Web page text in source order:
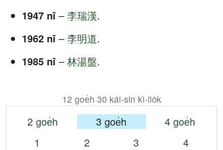
1947 nî – 李瑞漢.
1962 nî – 李明道.
1985 nî – 林湯盤.
12 goe̍h 30 kái-sin kì-lio̍k
2 goe̍h 3 goe̍h
4 goe̍h
1
2 3
4